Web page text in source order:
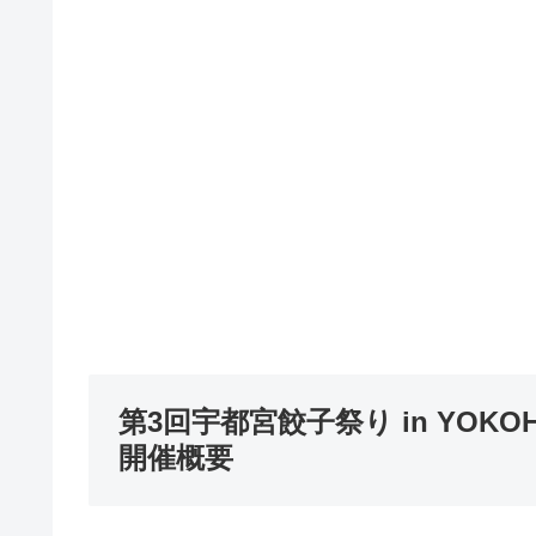
第3回宇都宮餃子祭り in
開催概要